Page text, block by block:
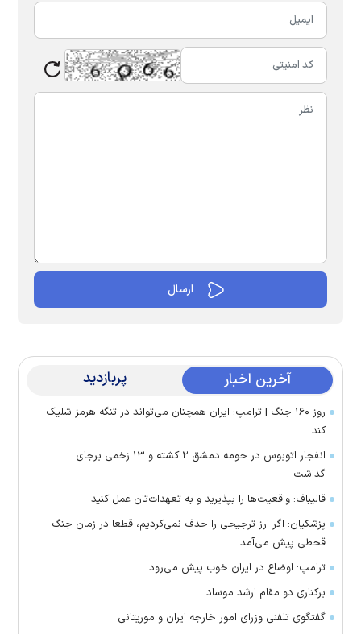
آخرین اخبار پربازدید
روز ۱۶۰ جنگ | ترامپ: ایران همچنان می‌تواند در تنگه هرمز شلیک
کند
انفجار اتوبوس در حومه دمشق ۲ کشته و ۱۳ زخمی برجای
گذاشت
قالیباف: واقعیت‌ها را بپذیرید و به تعهدات‌تان عمل کنید
پزشکیان: اگر ارز ترجیحی را حذف نمی‌کردیم، قطعا در زمان جنگ
قحطی پیش می‌آمد
ترامپ: اوضاع در ایران خوب پیش می‌رود
برکناری دو مقام ارشد موساد
گفتگوی تلفنی وزرای امور خارجه ایران و موریتانی